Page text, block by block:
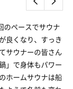
のペースでサウナ
良くなり、すっき
サウナーの皆さん
」で身体もパワー
ホームサウナは船